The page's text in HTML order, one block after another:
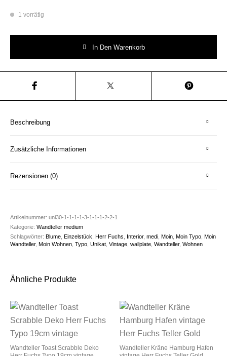
1 vorrätig
In Den Warenkorb
Beschreibung
Zusätzliche Informationen
Rezensionen (0)
Artikelnummer:uni30-1-1-1-1-3-1-1-1-2-2-1
Kategorie:Wandteller medium
Schlagwörter: Blume Einzelstück Herr Fuchs Interior,medi Moin Moin Typo Moin
Wandteller, Moin Wohnen ,Typo ,Unikat ,Vintage ,wallplate ,Wandteller,Wohnen
Ähnliche Produkte
Wandteller Toast Scrabble Deko
Wandteller Kräne Hamburg Hafen